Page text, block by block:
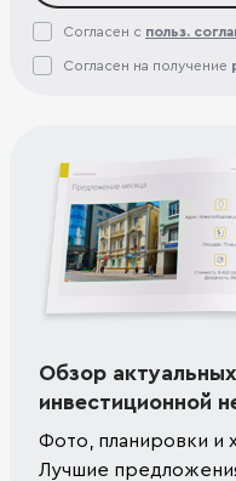
Согласен с польз.
Согласен на получение
Обзор
инвестиционной
Фото, планировки и
Лучшие